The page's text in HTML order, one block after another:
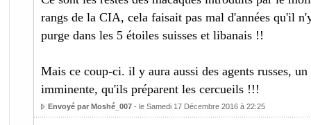
rangs de la CIA, cela faisait pas mal d'années qu'il
purge dans les 5 étoiles suisses et libanais !!
Mais ce coup-ci. il y aura aussi des agents russes, un
imminente, qu'ils préparent les cercueils !!!
Envoyé par Moshé_007- le Samedi 17 Décembre 2016 à 22:25